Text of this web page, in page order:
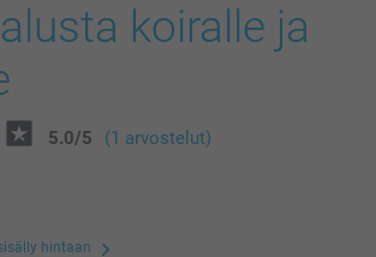
koiralle ja
5.0/5 (1 arvostelut)
hintaan